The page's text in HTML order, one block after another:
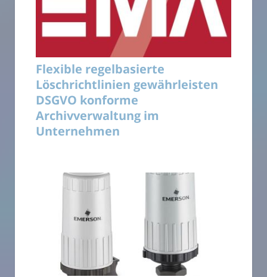
Flexible regelbasierte
Löschrichtlinien gewährleisten
DSGVO konforme
Archivverwaltung im
Unternehmen